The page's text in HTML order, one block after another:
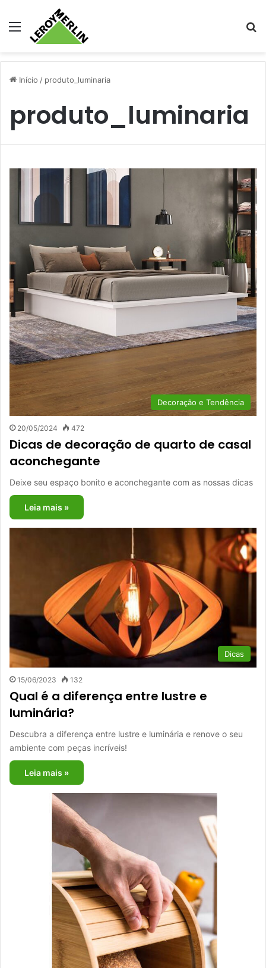
Menu
Início / produto_luminaria
produto_luminaria
Decoração e Tendência
20/05/2024 472
Dicas de decoração de quarto de casal
aconchegante
Deixe seu espaço bonito e aconchegante com as nossas dicas
Leia mais »
Dicas
15/06/2023 132
Qual é a diferença entre lustre e
luminária?
Descubra a diferença entre lustre e luminária e renove o seu
ambiente com peças incríveis!
Leia mais »